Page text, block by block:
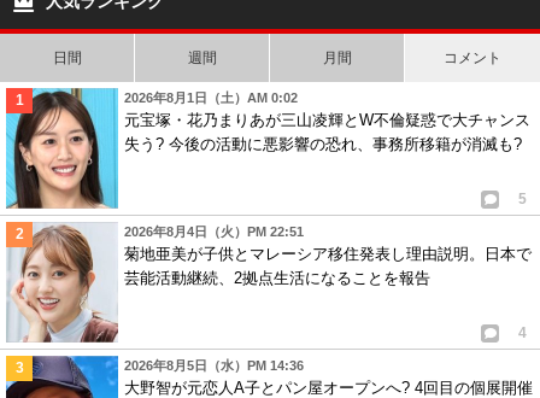
日間 週間 月間 コメント
2026年8月1日（土）AM 0:02
元宝塚・花乃まりあが三山凌輝とW不倫疑惑で大チャンス
失う? 今後の活動に悪影響の恐れ、事務所移籍が消滅も?
5
2026年8月4日（火）PM 22:51
菊地亜美が子供とマレーシア移住発表し理由説明。日本で
芸能活動継続、2拠点生活になることを報告
4
2026年8月5日（水）PM 14:36
大野智が元恋人A子とパン屋オープンへ? 4回目の個展開催